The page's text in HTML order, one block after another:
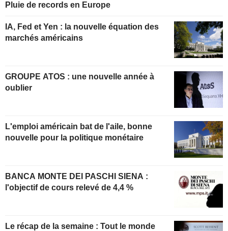
Pluie de records en Europe
IA, Fed et Yen : la nouvelle équation des
marchés américains
GROUPE ATOS : une nouvelle année à
oublier
L'emploi américain bat de l'aile, bonne
nouvelle pour la politique monétaire
BANCA MONTE DEI PASCHI SIENA :
l'objectif de cours relevé de 4,4 %
Le récap de la semaine : Tout le monde